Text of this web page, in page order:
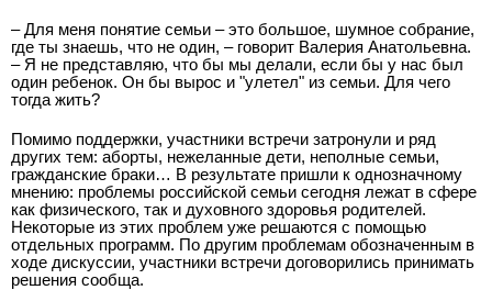
– Для меня понятие семьи – это большое, шумное собрание,
где ты знаешь, что не один, – говорит Валерия Анатольевна.
– Я не представляю, что бы мы делали, если бы у нас был
один ребенок. Он бы вырос и "улетел" из семьи. Для чего
тогда жить?
Помимо поддержки, участники встречи затронули и ряд
других тем: аборты, нежеланные дети, неполные семьи,
гражданские браки… В результате пришли к однозначному
мнению: проблемы российской семьи сегодня лежат в сфере
как физического, так и духовного здоровья родителей.
Некоторые из этих проблем уже решаются с помощью
отдельных программ. По другим проблемам обозначенным в
ходе дискуссии, участники встречи договорились принимать
решения сообща.